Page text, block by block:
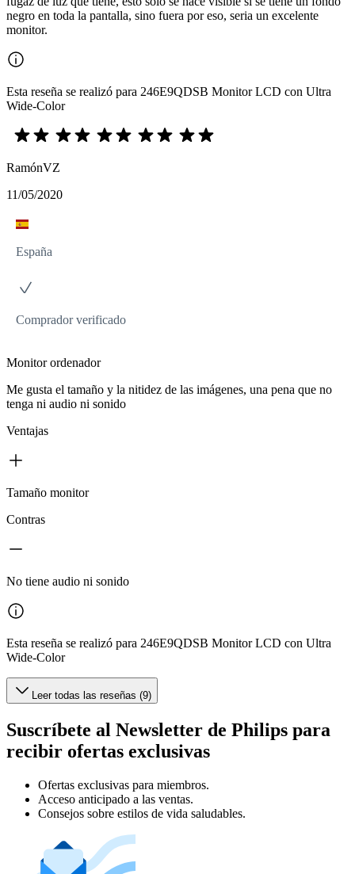
negro en toda la pantalla, sino fuera por eso, seria un excelente
monitor.
Esta reseña se realizó para 246E9QDSB Monitor LCD con Ultra
Wide-Color
RamónVZ
11/05/2020
España
Comprador verificado
Monitor ordenador
Me gusta el tamaño y la nitidez de las imágenes, una pena que no
tenga ni audio ni sonido
Ventajas
Tamaño monitor
Contras
No tiene audio ni sonido
Esta reseña se realizó para 246E9QDSB Monitor LCD con Ultra
Wide-Color
Leer todas las reseñas (9)
Suscríbete al Newsletter de Philips para
recibir ofertas exclusivas
Ofertas exclusivas para miembros.
Acceso anticipado a las ventas.
Consejos sobre estilos de vida saludables.